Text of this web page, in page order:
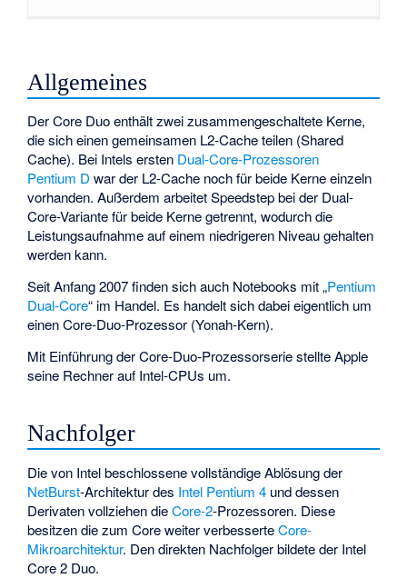
Allgemeines
Der Core Duo enthält zwei zusammengeschaltete Kerne,
die sich einen gemeinsamen L2-Cache teilen (Shared
Cache). Bei Intels ersten Dual-Core-Prozessoren
Pentium D war der L2-Cache noch für beide Kerne einzeln
vorhanden. Außerdem arbeitetSpeedstepbei der Dual-
Core-Variante für beide Kerne getrennt, wodurch die
Leistungsaufnahme auf einem niedrigeren Niveau gehalten
werden kann.
Seit Anfang 2007 finden sich auch Notebooks mit „Pentium
Dual-Core“ im Handel. Es handelt sich dabei eigentlich um
einen Core-Duo-Prozessor (Yonah-Kern).
Mit Einführung der Core-Duo-Prozessorserie stellte Apple
seine Rechner auf Intel-CPUs um.
Nachfolger
Die von Intel beschlossene vollständige Ablösung der
NetBurst-Architektur des Intel Pentium 4 und dessen
Derivaten vollziehen dieCore-2-Prozessoren. Diese
besitzen die zum Core weiter verbesserteCore-
Mikroarchitektur. Den direkten Nachfolger bildete der Intel
Core 2 Duo.